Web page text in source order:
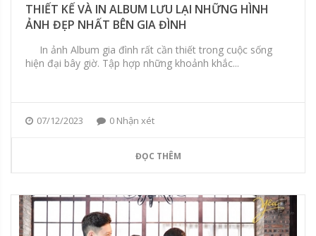
THIẾT KẾ VÀ IN ALBUM LƯU LẠI NHỮNG HÌNH
ẢNH ĐẸP NHẤT BÊN GIA ĐÌNH
hiện đại bây giờ. Tập hợp những khoảnh khắc...
07/12/2023 0 Nhận xét
ĐỌC THÊM